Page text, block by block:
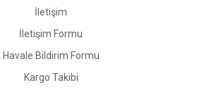
Gönder
İletişim
İletişim Formu
Havale Bildirim Formu
Kargo Takibi